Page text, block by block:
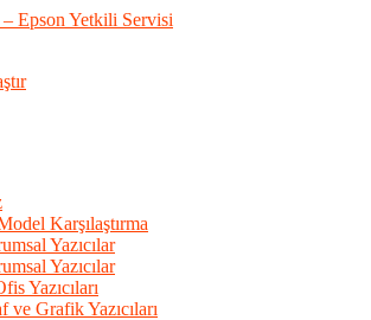
Karşılaştırma
Yazıcılar
Yazıcılar
Yazıcıları
ve Grafik Yazıcıları